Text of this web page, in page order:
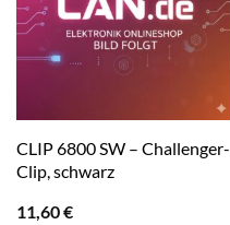
CLIP 6800 SW – Challenger-
Clip, schwarz
11,60€